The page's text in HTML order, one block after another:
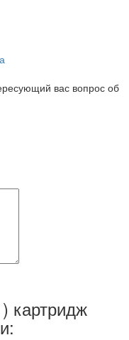
вас вопрос об
картридж